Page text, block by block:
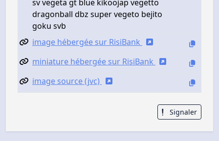
sv vegeta gt blue kikoojap vegetto
dragonball dbz super vegeto bejito
goku svb
image hébergée sur RisiBank
miniature hébergée sur RisiBank
image source (jvc)
Signaler